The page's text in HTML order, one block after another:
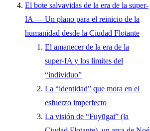
El bote salvavidas de la era de la super-
IA — Un plano para el reinicio de la
humanidad desde la Ciudad Flotante
El amanecer de la era de la
super-IA y los límites del
“individuo”
La “identidad” que mora en el
esfuerzo imperfecto
La visión de “Fuyūgai” (la